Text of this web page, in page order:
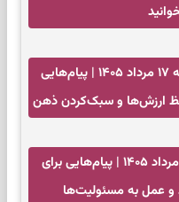
فال فرشتگان امروز شنبه ۱۷ مرداد ۱۴۰۵ | پیام‌هایی
ارزش‌ها و سبک‌کردن ذهن
فال انبیا امروز شنبه ۱۷ مرداد ۱۴۰۵ | پیام‌هایی برای
و عمل به مسئولیت‌ها